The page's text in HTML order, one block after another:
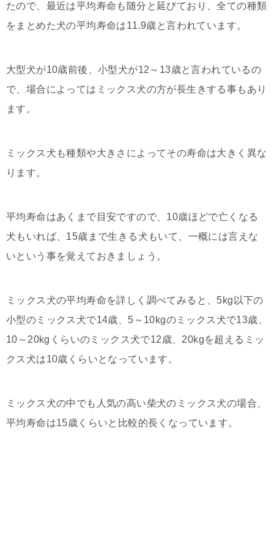
たので、最近は平均寿命も随分と延びており、全ての種類
をまとめた犬の平均寿命は11.9歳と言われています。
大型犬が10歳前後、小型犬が12～13歳と言われているの
で、場合によってはミックス犬の方が長生きする事もあり
ます。
ミックス犬も種類や大きさによってその寿命は大きく異な
ります。
平均寿命はあくまで目安ですので、10歳ほどで亡くなる
犬もいれば、15歳まで生きる犬もいて、一概には言えな
いという事を覚えておきましょう。
ミックス犬の平均寿命を詳しく調べてみると、5kg以下の
小型のミックス犬で14歳、5～10kgのミックス犬で13歳、
10～20kgくらいのミックス犬で12歳、20kgを超えるミッ
クス犬は10歳くらいとなっています。
ミックス犬の中でも人気の高い柴犬のミックス犬の場合、
平均寿命は15歳くらいと比較的長くなっています。